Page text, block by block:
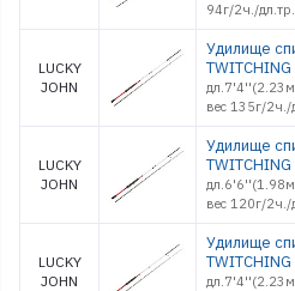
94г/2ч./
LUCKY
JOHN
Удилище
вес 135г/
LUCKY
JOHN
Удилище
вес 120г/
LUCKY
JOHN
Удилище